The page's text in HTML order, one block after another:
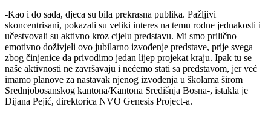
-Kao i do sada, djeca su bila prekrasna publika. Pažljivi
skoncentrisani, pokazali su veliki interes na temu rodne jednakosti i
učestvovali su aktivno kroz cijelu predstavu. Mi smo prilično
emotivno doživjeli ovo jubilarno izvođenje predstave, prije svega
zbog činjenice da privodimo jedan lijep projekat kraju. Ipak tu se
naše aktivnosti ne završavaju i nećemo stati sa predstavom, jer već
imamo planove za nastavak njenog izvođenja u školama širom
Srednjobosanskog kantona/Kantona Središnja Bosna-, istakla je
Dijana Pejić, direktorica NVO Genesis Project-a.